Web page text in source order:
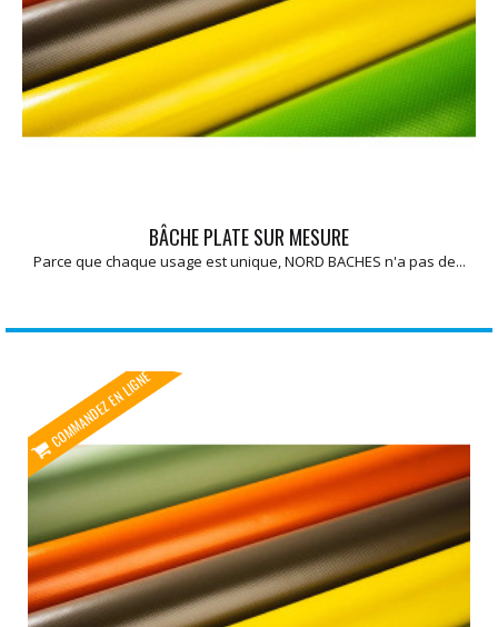
BÂCHE PLATE SUR MESURE
Parce que chaque usage est unique, NORD BACHES n'a pas de...